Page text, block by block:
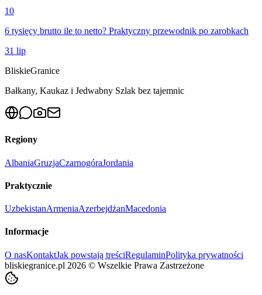
10
6 tysięcy brutto ile to netto? Praktyczny przewodnik po zarobkach
31 lip
BliskieGranice
Bałkany, Kaukaz i Jedwabny Szlak bez tajemnic
Regiony
AlbaniaGruzjaCzarnogóraJordania
Praktycznie
UzbekistanArmeniaAzerbejdżanMacedonia
Informacje
O nasKontaktJak powstają treściRegulaminPolityka prywatności
bliskiegranice.pl 2026 © Wszelkie Prawa Zastrzeżone